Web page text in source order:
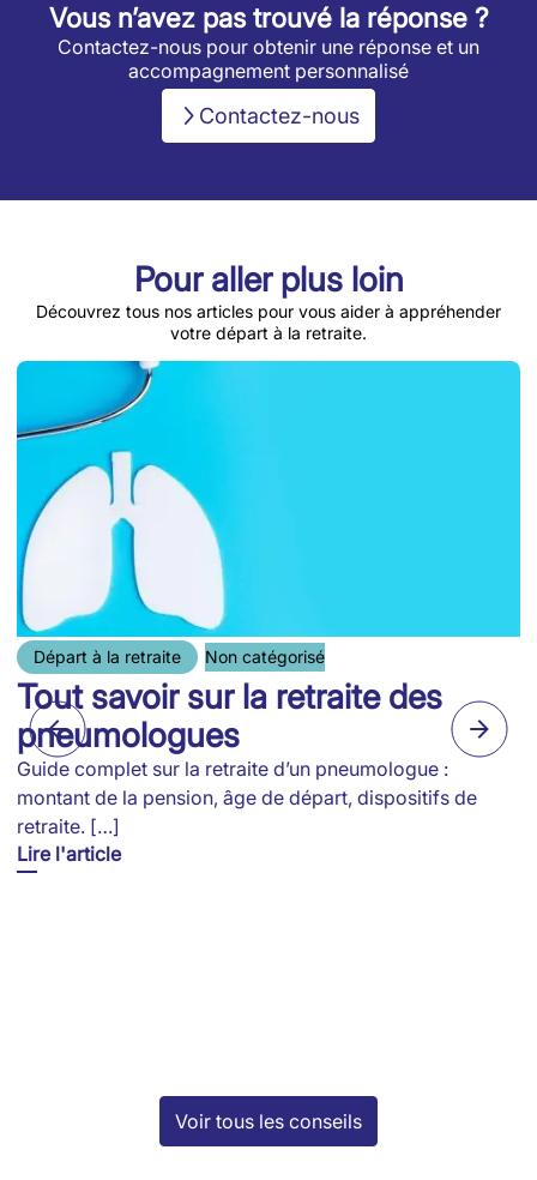
Vous n’avez pas trouvé la réponse ?
Contactez-nous pour obtenir une réponse et un
accompagnement personnalisé
Contactez-nous
Pour aller plus loin
Découvrez tous nos articles pour vous aider à appréhender
votre départ à la retraite.
Départ à la retraite Non catégorisé
Tout savoir sur la retraite des
pneumologues
Guide complet sur la retraite d’un pneumologue :
montant de la pension, âge de départ, dispositifs de
retraite. […]
Lire l'article
Voir tous les conseils